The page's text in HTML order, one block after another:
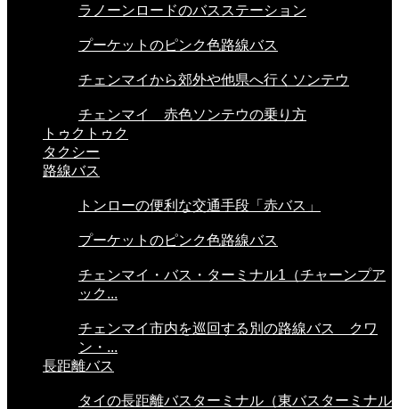
ラノーンロードのバスステーション
プーケットのピンク色路線バス
チェンマイから郊外や他県へ行くソンテウ
チェンマイ 赤色ソンテウの乗り方
トゥクトゥク
タクシー
路線バス
トンローの便利な交通手段「赤バス」
プーケットのピンク色路線バス
チェンマイ・バス・ターミナル1（チャーンプア
ック...
チェンマイ市内を巡回する別の路線バス クワ
ン・...
長距離バス
タイの長距離バスターミナル（東バスターミナル